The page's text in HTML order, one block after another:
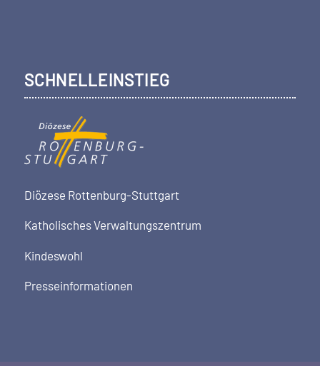
SCHNELLEINSTIEG
Diözese Rottenburg-Stuttgart
Katholisches Verwaltungszentrum
Kindeswohl
Presseinformationen